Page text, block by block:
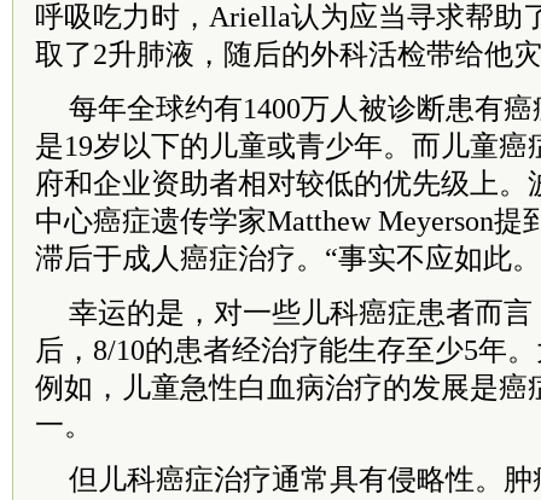
呼吸吃力时，Ariella认为应当寻求帮助
取了2升肺液，随后的外科活检带给他
每年全球约有1400万人被诊断患有
是19岁以下的儿童或青少年。而儿童癌
府和企业资助者相对较低的优先级上。
中心癌症遗传学家Matthew Meyerson提
滞后于成人癌症治疗。“事实不应如此
幸运的是，对一些儿科癌症患者而
后，8/10的患者经治疗能生存至少5年
例如，儿童急性白血病治疗的发展是癌
一。
但儿科癌症治疗通常具有侵略性。